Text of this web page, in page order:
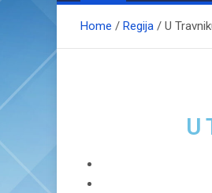
Home Regija U
U